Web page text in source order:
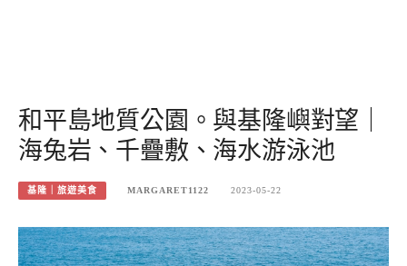
和平島地質公園。與基隆嶼對望｜
海兔岩、千疊敷、海水游泳池
基隆｜旅遊美食 MARGARET1122 2023-05-22